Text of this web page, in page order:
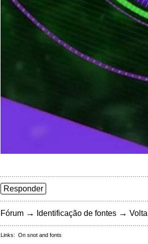
Responder
Fórum → Identificação de fontes →
Links: On snot and fonts